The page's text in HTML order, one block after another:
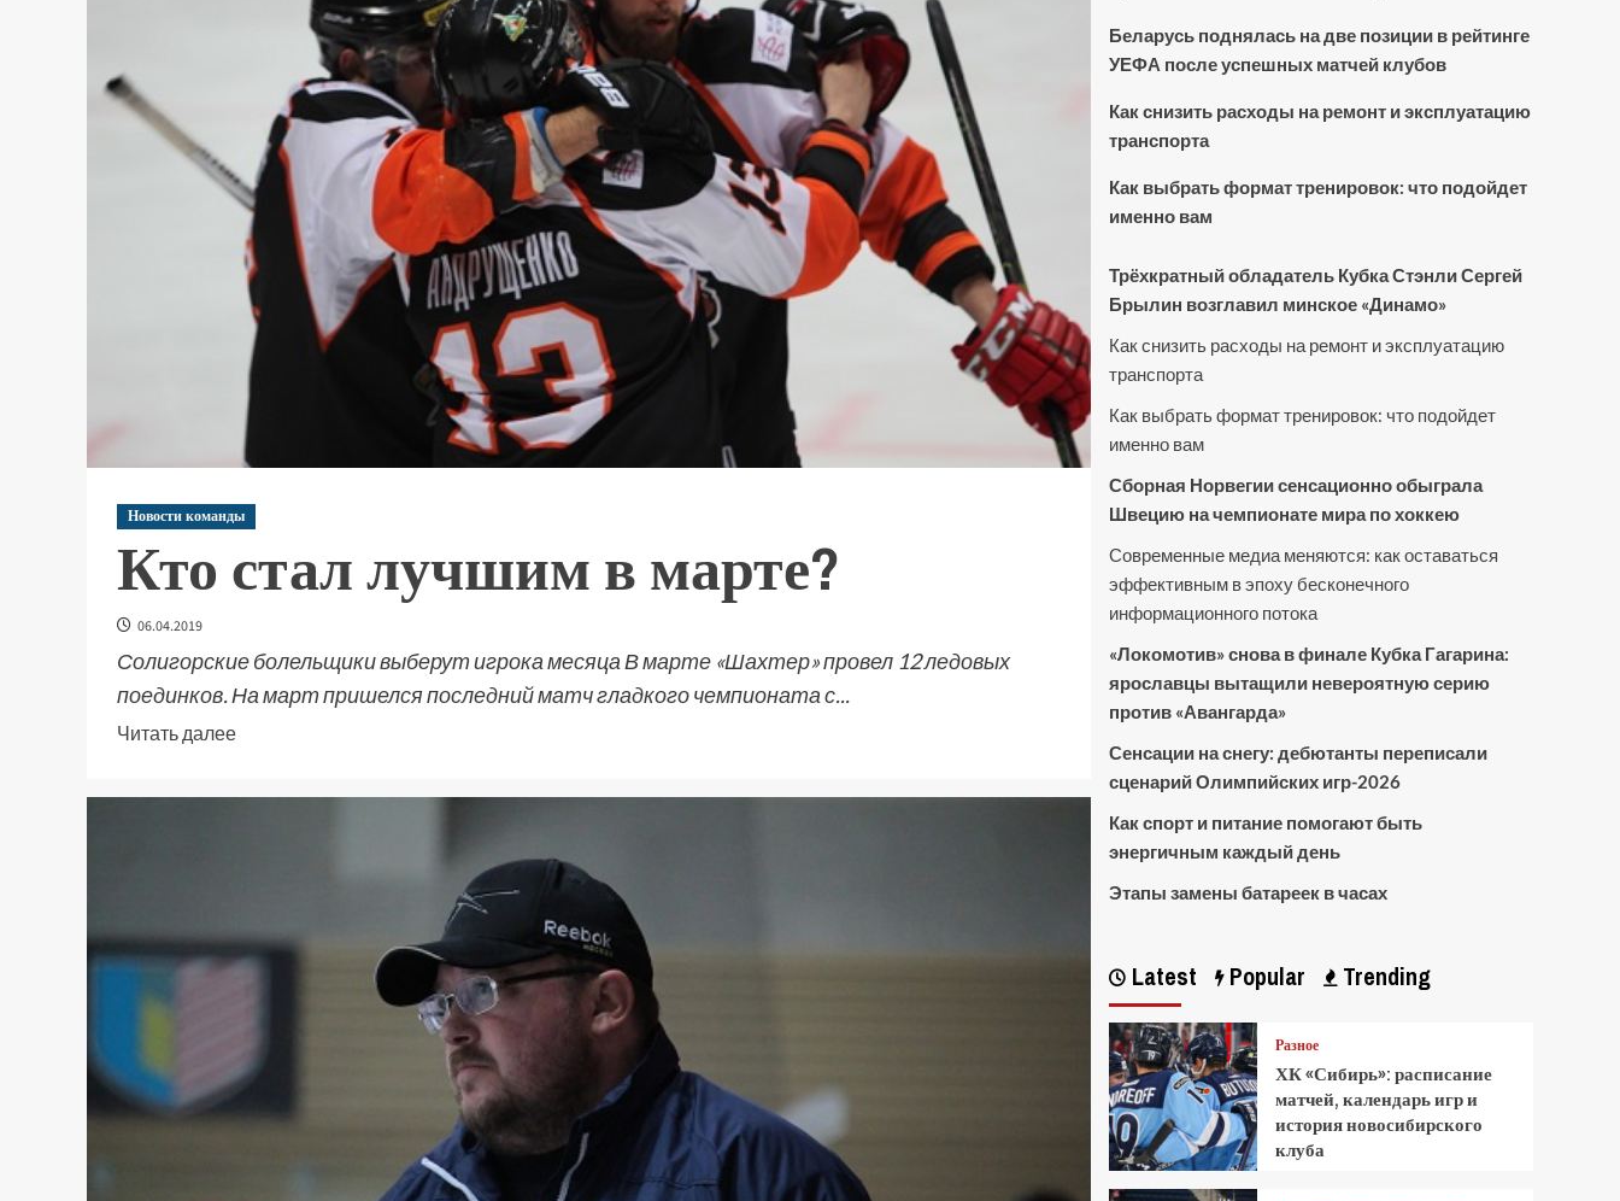
Новости команды
Кто стал лучшим в марте?
06.04.2019
Солигорские болельщики выберут игрока месяца В марте «Шахтер» провел 12 ледовых
поединков. На март пришелся последний матч гладкого чемпионата с...
Читать далее
Беларусь поднялась на две позиции в рейтинге
УЕФА после успешных матчей клубов
Как снизить расходы на ремонт и эксплуатацию
транспорта
Как выбрать формат тренировок: что подойдет
именно вам
Трёхкратный обладатель Кубка Стэнли Сергей
Брылин возглавил минское «Динамо»
Как снизить расходы на ремонт и эксплуатацию
транспорта
Как выбрать формат тренировок: что подойдет
именно вам
Сборная Норвегии сенсационно обыграла
Швецию на чемпионате мира по хоккею
Современные медиа меняются: как оставаться
эффективным в эпоху бесконечного
информационного потока
«Локомотив» снова в финале Кубка Гагарина:
ярославцы вытащили невероятную серию
против «Авангарда»
Сенсации на снегу: дебютанты переписали
сценарий Олимпийских игр-2026
Как спорт и питание помогают быть
энергичным каждый день
Этапы замены батареек в часах
Latest Popular Trending
Разное
ХК «Сибирь»: расписание
матчей, календарь игр и
история новосибирского
клуба